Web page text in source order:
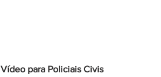
Vídeo para Policiais Civis